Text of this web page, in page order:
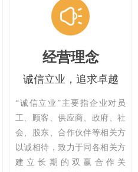
经营理念
诚信立业，追求卓越
“诚信立业”主要指企业对员
工、顾客、供应商、政府、社
会、股东、合作伙伴等相关方
以诚相待，致力于同各相关方
建立长期的双赢合作关